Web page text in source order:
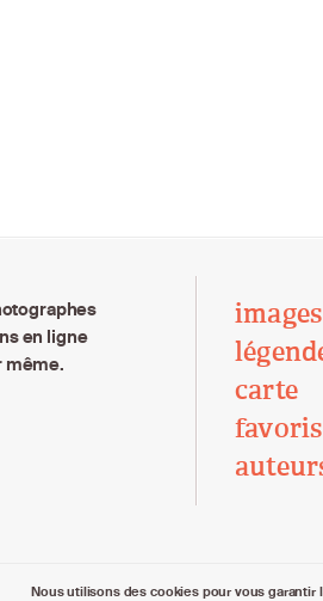
en ligne
même.
images
carte
favoris
Nous utilisons des cookies pour vous